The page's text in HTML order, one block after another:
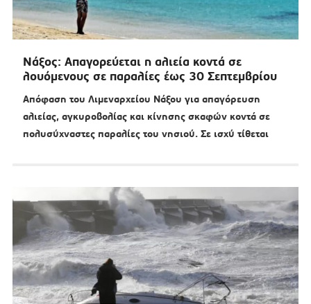
Νάξος: Απαγορεύεται η αλιεία κοντά σε
λουόμενους σε παραλίες έως 30 Σεπτεμβρίου
Απόφαση του Λιμεναρχείου Νάξου για απαγόρευση
αλιείας, αγκυροβολίας και κίνησης σκαφών κοντά σε
πολυσύχναστες παραλίες του νησιού. Σε ισχύ τίθεται